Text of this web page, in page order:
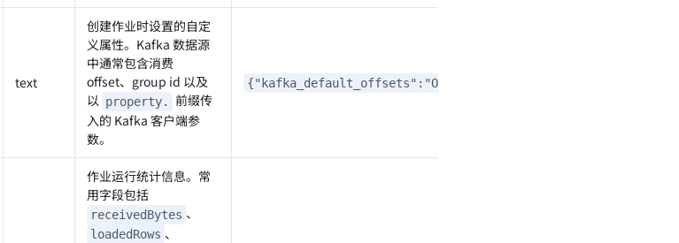
text
创建作业时设置的自定
义属性。Kafka 数据源
中通常包含消费
offset、group id 以及
以
property.
前缀传
入的 Kafka 客户端参
数。
作业运行统计信息。常
用字段包括
receivedBytes 、
loadedRows 、